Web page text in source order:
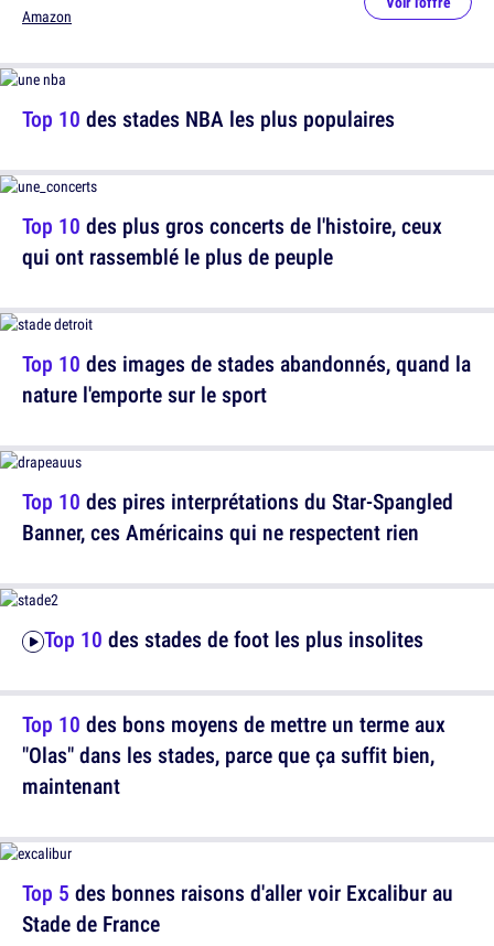
Top 10 des stades NBA les plus populaires
Top 10 des images de stades abandonnés, quand la
nature l'emporte sur le sport
Top 10 des stades de foot les plus insolites
Top 5 des bonnes raisons d'aller voir Excalibur au
Stade de France
Amazon
Top 10 des plus gros concerts de l'histoire, ceux
qui ont rassemblé le plus de peuple
Top 10 des pires interprétations du Star-Spangled
Banner, ces Américains qui ne respectent rien
Top 10 des bons moyens de mettre un terme aux
"Olas" dans les stades, parce que ça suffit bien,
maintenant